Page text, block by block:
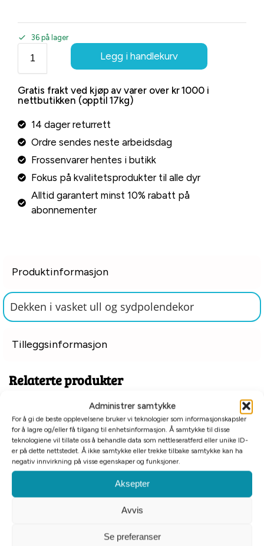
Administrer samtykke
For å gi de beste opplevelsene bruker vi teknologier som informasjonskapsler
for å lagre og/eller få tilgang til enhetsinformasjon. Å samtykke til disse
teknologiene vil tillate oss å behandle data som nettleseratferd eller unike ID-
er på dette nettstedet. Å ikke samtykke eller trekke tilbake samtykke kan ha
negativ innvirkning på visse egenskaper og funksjoner.
Aksepter
Avvis
Se preferanser
36 på lager
Legg i handlekurv
Gratis frakt ved kjøp av varer over kr 1000 i
nettbutikken (opptil 17kg)
14 dager returrett
Ordre sendes neste arbeidsdag
Frossenvarer hentes i butikk
Fokus på kvalitetsprodukter til alle dyr
Alltid garantert minst 10% rabatt på
abonnementer
Produktinformasjon
Dekken i vasket ull og sydpolendekor
Tilleggsinformasjon
Relaterte produkter